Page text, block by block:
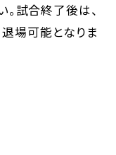
。試合終了後は、
場可能となりま